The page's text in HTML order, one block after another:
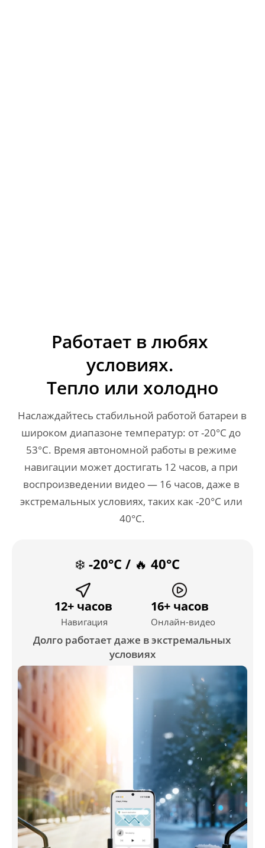
Долго работает даже в экстремальных
условиях
Онлайн-видео
16+ часов
Навигация
12+ часов
❄️ -20°C / 🔥 40°C
Наслаждайтесь стабильной работой батареи в
широком диапазоне температур: от -20°C до
53°C. Время автономной работы в режиме
навигации может достигать 12 часов, а при
воспроизведении видео — 16 часов, даже в
экстремальных условиях, таких как -20°C или
40°C.
Работает в любях
условиях.
Тепло или холодно